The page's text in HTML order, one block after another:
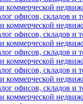
коммерческой
офисов, складов и
коммерческой
офисов, складов и
коммерческой
офисов, складов и
коммерческой
офисов, складов и
коммерческой
офисов, складов и
коммерческой